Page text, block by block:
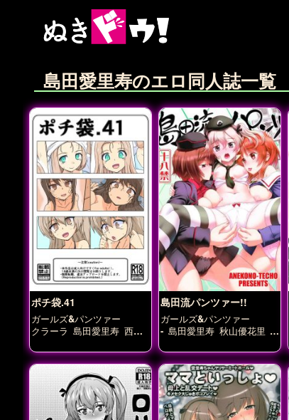
島田愛里寿のエロ同人誌一覧
ポチ袋.41
ガールズ&パンツァー
クラーラ 島田愛里寿 西住
まほ
島田流パンツァー!!
ガールズ&パンツァー
- 島田愛里寿 秋山優花里
西住まほ 西住みほ